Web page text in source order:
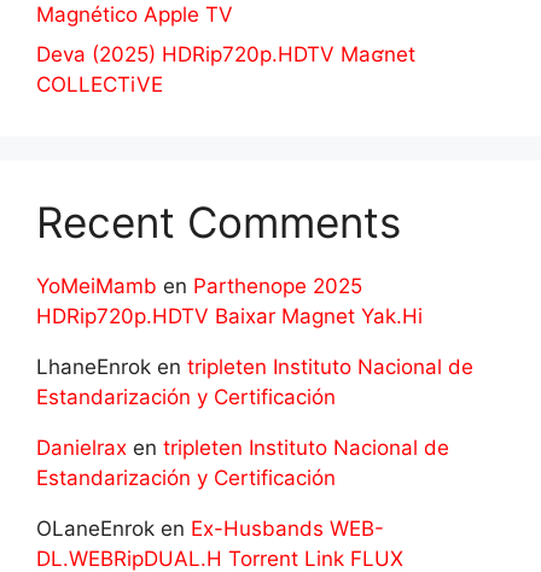
Magnético Apple TV
Deva (2025) HDRip720p.HDTV Maʛnet
COLLECTiVE
Recent Comments
YoMeiMamb en Parthenope 2025
HDRip720p.HDTV Baixar Magnet Yak.Hi
LhaneEnrok en tripleten Instituto Nacional de
Estandarización y Certificación
Danielrax en tripleten Instituto Nacional de
Estandarización y Certificación
OLaneEnrok en Ex-Husbands WEB-
DL.WEBRipDUAL.H Torrent Link FLUX